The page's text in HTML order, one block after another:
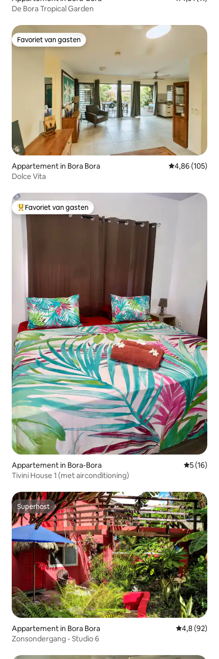
De Bora Tropical Garden
Favoriet van gasten
Favoriet van gasten
Appartement in Bora Bora Gemiddelde
4,86 (105)
Dolce Vita
Topfavoriet van gasten
Favoriet van gasten
Appartement in Bora-Bora
5 (16)
Tivini House 1 (met airconditioning)
Superhost
Superhost
Appartement in Bora Bora Gemiddelde
4,8 (92)
Zonsondergang - Studio 6